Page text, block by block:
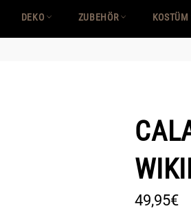
DEKO ZUBEHÖR KOSTÜM
Normaler
Preis
49,95€